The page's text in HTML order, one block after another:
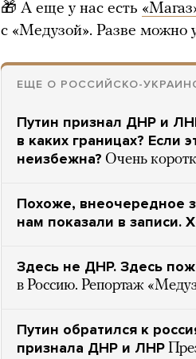
🎁 А еще у нас есть
с «Медузой». Разве можно
ЕЩЕ О РОССИЙСКО-
Путин признал ДНР и
в каких границах? Если
неизбежна? Очень
Похоже, внеочередное
нам показали в записи.
Здесь не ДНР. Здесь
в Россию. Репортаж
Путин обратился к
признала ДНР и ЛНР